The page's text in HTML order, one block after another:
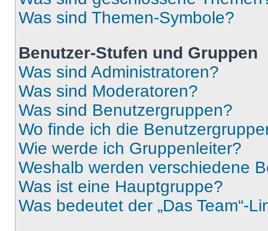
Was sind Themen-Symbole?
Benutzer-Stufen und Gruppen
Was sind Administratoren?
Was sind Moderatoren?
Was sind Benutzergruppen?
Wo finde ich die
Wie werde ich Gruppenleiter?
Weshalb werden verschiedene
Was ist eine Hauptgruppe?
Was bedeutet der „Das Team“-